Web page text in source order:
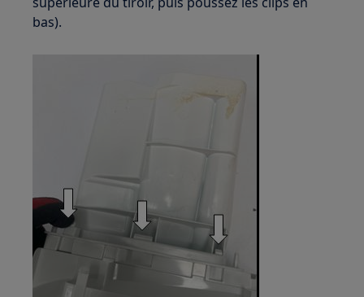
bas).